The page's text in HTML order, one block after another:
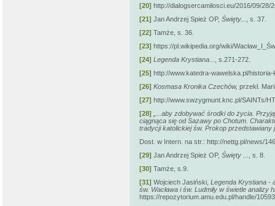
[20] http://dialogsercamilosci.eu/2016/09/
[21] Jan Andrzej Spież OP, Święty...
, s. 37.
[22] Tamże, s. 36.
[23] https://pl.wikipedia.org/wiki/
[24] Legenda Krystiana...
, s.271-272.
[25] http://www.katedra-wawelska.pl/
[26] Kosmasa Kronika Czechów, przekł.
[27] http://www.swzygmunt.knc.pl/SAINTs/
[28]
„...aby zdobywać środki do życia.
ciągnąca się od Sazawy po Chotum.
tradycji katolickiej św. Prokop
Dost. w Intern. na str.: http://nettg.pl/news/
[29] Jan Andrzej Spież OP, Święty ...
, s. 8.
[30] Tamże, s.9.
[31] Wojciech Jasiński, Legenda Krystiana -
św. Wacława i św. Ludmiły w świetle analizy
https://repozytorium.amu.edu.pl/handle/